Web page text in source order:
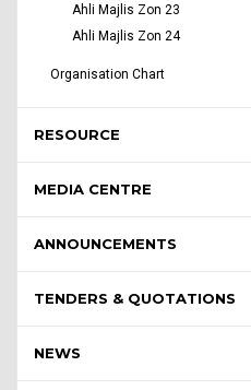
Ahli Majlis Zon 23
Ahli Majlis Zon 24
Organisation Chart
RESOURCE
MEDIA CENTRE
ANNOUNCEMENTS
TENDERS & QUOTATIONS
NEWS